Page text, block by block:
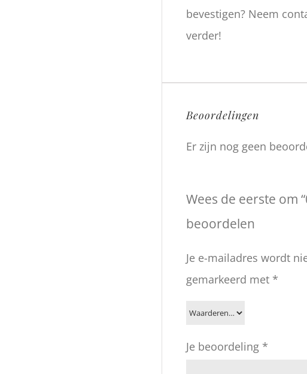
bevestigen? Neem
verder!
Beoordelingen
Er zijn nog geen
Wees de eerste om
beoordelen
Je e-mailadres wordt
gemarkeerd met *
Je beoordeling *